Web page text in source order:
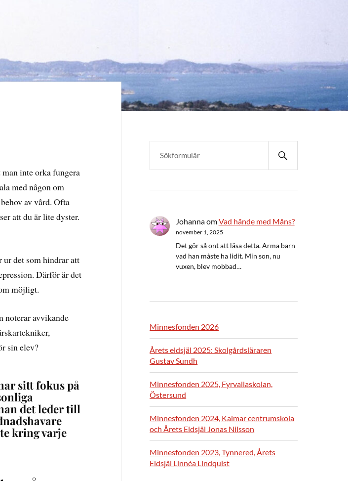
inte orka fungera
med någon om
av vård. Ofta
att du är lite dyster.
ur det som hindrar att
Därför är det
möjligt.
noterar avvikande
sin elev?
sitt fokus på
det leder till
kring varje
JohannaomVad hände med Måns?
november 1, 2025
Det gör så ont att läsa detta. Arma barn
vad han måste ha lidit. Min son, nu
vuxen, blev mobbad…
Minnesfonden 2026
Årets eldsjäl 2025: Skolgårdsläraren
Gustav Sundh
Minnesfonden 2025, Fyrvallaskolan,
Östersund
Minnesfonden 2024, Kalmar centrumskola
och Årets Eldsjäl Jonas Nilsson
Minnesfonden 2023, Tynnered, Årets
Eldsjäl Linnéa Lindquist